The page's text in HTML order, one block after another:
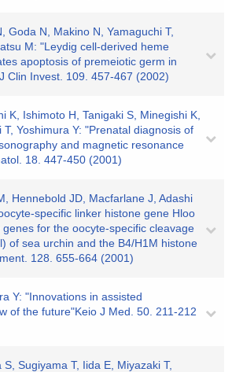
Goda N, Makino N, Yamaguchi T,
M: "Leydig cell-derived heme
apoptosis of premeiotic germ in
Clin Invest. 109. 457-467 (2002)
K, Ishimoto H, Tanigaki S, Minegishi K,
T, Yoshimura Y: "Prenatal diagnosis of
and magnetic resonance
18. 447-450 (2001)
Hennebold JD, Macfarlane J, Adashi
specific linker histone gene Hloo
for the oocyte-specific cleavage
of sea urchin and the B4/H1M histone
128. 655-664 (2001)
Y: "Innovations in assisted
of the future"Keio J Med. 50. 211-212
Sugiyama T, Iida E, Miyazaki T,